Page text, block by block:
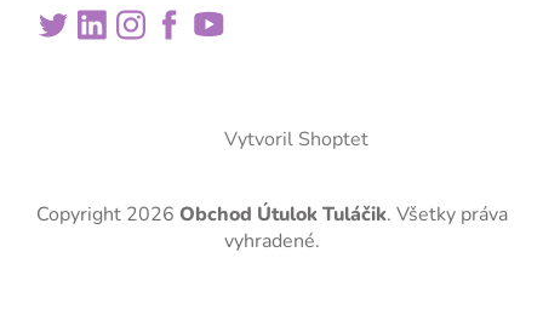
Vytvoril Shoptet
Copyright 2026 Obchod Útulok Tuláčik. Všetky práva
vyhradené.